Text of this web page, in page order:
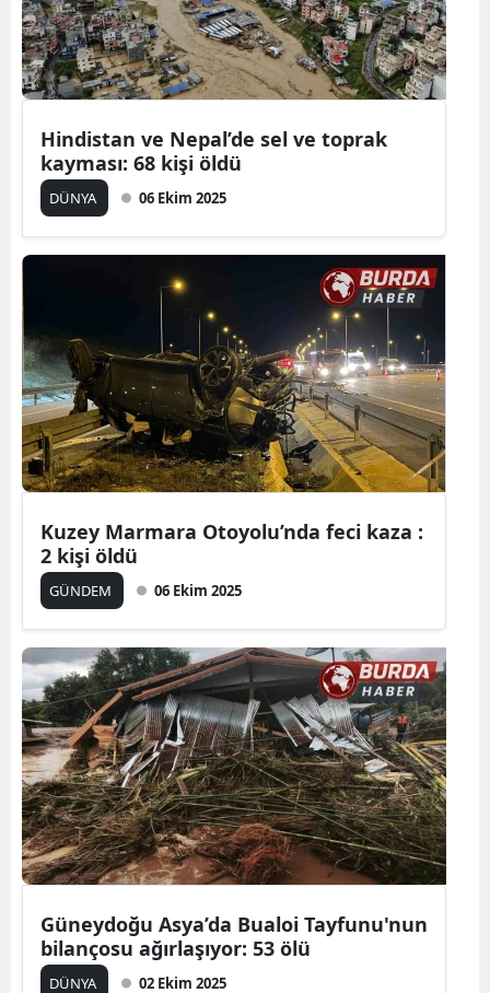
Hindistan ve Nepal’de sel ve toprak
kayması: 68 kişi öldü
DÜNYA 06 Ekim 2025
Kuzey Marmara Otoyolu’nda feci kaza :
2 kişi öldü
GÜNDEM 06 Ekim 2025
Güneydoğu Asya’da Bualoi Tayfunu'nun
bilançosu ağırlaşıyor: 53 ölü
DÜNYA 02 Ekim 2025